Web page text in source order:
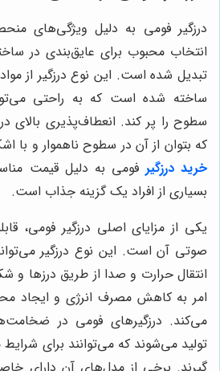
درزگیر فومی به دلیل ویژگی‌های
انتخاب محبوب برای عایق‌بندی در
تبدیل شده است. این نوع درزگیر از
ساخته شده است که به راحتی
سطوح را پر کند. انعطاف‌پذیری بالای
که بتوان از آن در سطوح ناهموار و با
خرید درزگیر فومی به دلیل قیمت
بسیاری از افراد یک گزینه جذاب است.
یکی از مزایای اصلی درزگیر فومی،
صوتی آن است. این نوع درزگیر
انتقال حرارت و صدا از طریق درزها و
امر به کاهش مصرف انرژی و ایجاد
می‌کند. درزگیرهای فومی در
تولید می‌شوند که می‌توانند برای شرایط